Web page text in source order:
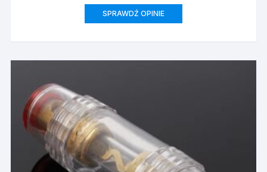
SPRAWDŹ OPINIE